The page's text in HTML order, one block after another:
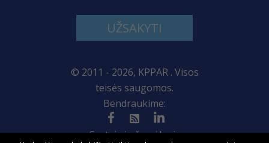
UŽSAKYTI
© 2011 - 2026, KPPAR . Visos
teisės saugomos.
Bendraukime:
Svetainės žemėlapis